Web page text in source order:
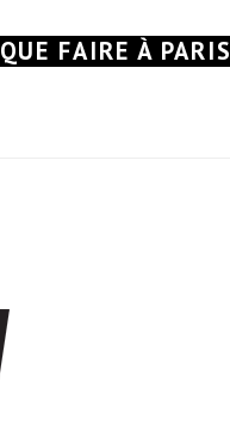
QUE FAIRE À PARIS